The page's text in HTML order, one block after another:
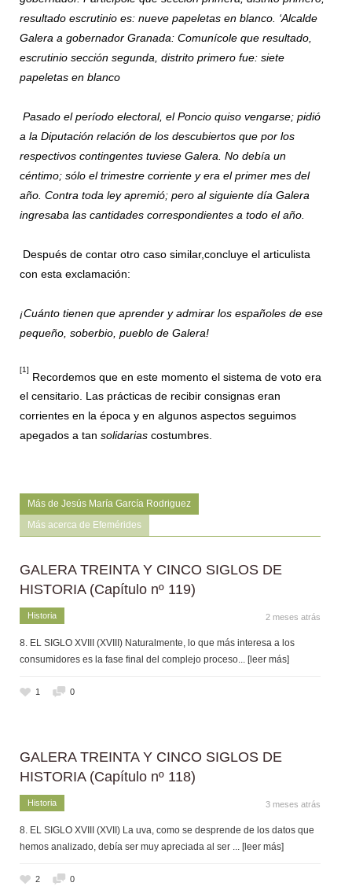
resultado escrutinio es: nueve papeletas en blanco. ‘Alcalde
Galera a gobernador Granada: Comunícole que resultado,
escrutinio sección segunda, distrito primero fue: siete
papeletas en blanco
Pasado el período electoral, el Poncio quiso vengarse; pidió
a la Diputación relación de los descubiertos que por los
respectivos contingentes tuviese Galera. No debía un
céntimo; sólo el trimestre corriente y era el primer mes del
año. Contra toda ley apremió; pero al siguiente día Galera
ingresaba las cantidades correspondientes a todo el año.
Después de contar otro caso similar,concluye el articulista
con esta exclamación:
¡Cuánto tienen que aprender y admirar los españoles de ese
pequeño, soberbio, pueblo de Galera!
[1]
Recordemos que en este momento el sistema de voto era
el censitario. Las prácticas de recibir consignas eran
corrientes en la época y en algunos aspectos seguimos
apegados a tan solidarias costumbres.
Más de Jesús María García Rodriguez
Más acerca de Efemérides
GALERA TREINTA Y CINCO SIGLOS DE
HISTORIA (Capítulo nº 119)
Historia 2 meses atrás
8. EL SIGLO XVIII (XVIII) Naturalmente, lo que más interesa a los
consumidores es la fase final del complejo proceso... [leer más]
1 0
GALERA TREINTA Y CINCO SIGLOS DE
HISTORIA (Capítulo nº 118)
Historia 3 meses atrás
8. EL SIGLO XVIII (XVII) La uva, como se desprende de los datos que
hemos analizado, debía ser muy apreciada al ser ... [leer más]
2 0